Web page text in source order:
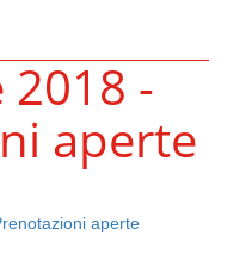
2018 -
aperte